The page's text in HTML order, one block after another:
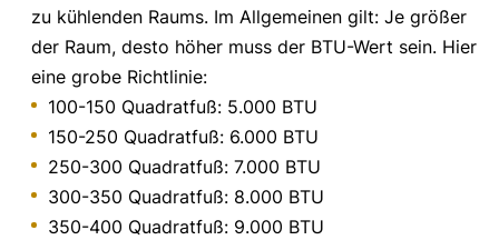
zu kühlenden Raums. Im Allgemeinen gilt: Je größer
der Raum, desto höher muss der BTU-Wert sein. Hier
eine grobe Richtlinie:
100-150 Quadratfuß: 5.000 BTU
150-250 Quadratfuß: 6.000 BTU
250-300 Quadratfuß: 7.000 BTU
300-350 Quadratfuß: 8.000 BTU
350-400 Quadratfuß: 9.000 BTU